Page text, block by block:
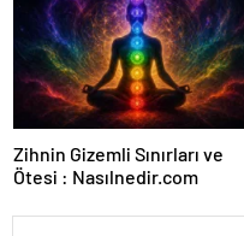
Zihnin Gizemli Sınırları ve
Ötesi : Nasılnedir.com